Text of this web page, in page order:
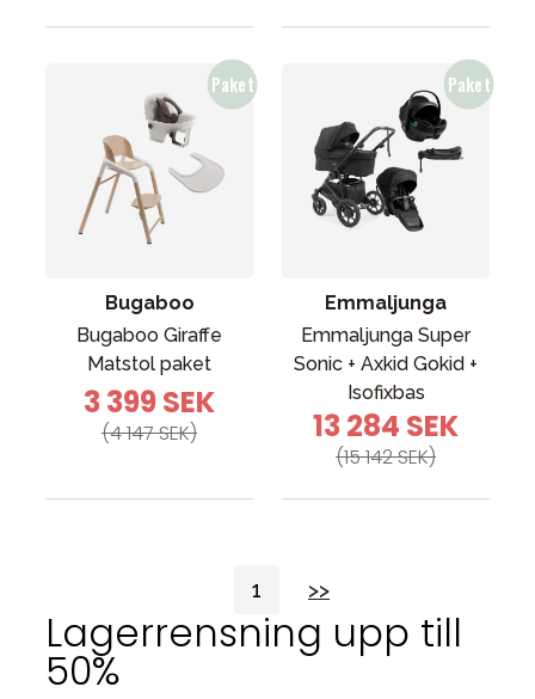
Bugaboo
Bugaboo Giraffe
Matstol paket
3 399 SEK
(4 147 SEK)
Emmaljunga
Emmaljunga Super
Sonic + Axkid Gokid +
Isofixbas
13 284 SEK
(15 142 SEK)
1 >>
Lagerrensning upp till
50%